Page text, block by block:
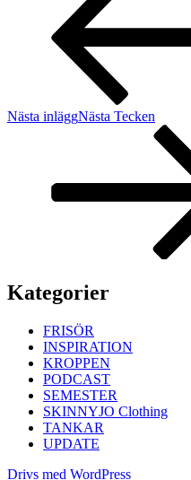
Nästa inläggNästa Tecken
Kategorier
FRISÖR
INSPIRATION
KROPPEN
PODCAST
SEMESTER
SKINNYJO Clothing
TANKAR
UPDATE
Drivs med WordPress